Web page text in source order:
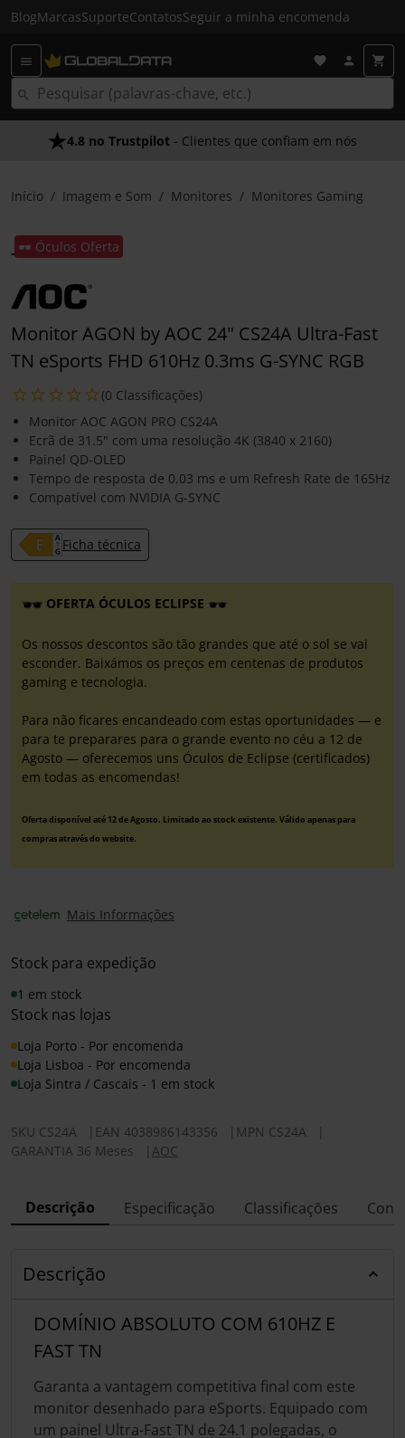
BlogMarcasSuporteContatosSeguir a minha encomenda
4.8 no Trustpilot - Clientes que confiam em nós
Início Imagem e Som Monitores Monitores Gaming
🕶️ Óculos Oferta
Monitor AGON by AOC 24" CS24A Ultra-Fast
TN eSports FHD 610Hz 0.3ms G-SYNC RGB
(0 Classificações)
Monitor AOC AGON PRO CS24A
Ecrã de 31.5" com uma resolução 4K (3840 x 2160)
Painel QD-OLED
Tempo de resposta de 0,03 ms e um Refresh Rate de 165Hz
Compatível com NVIDIA G-SYNC
Ficha técnica
OFERTA ÓCULOS ECLIPSE
Os nossos descontos são tão grandes que até o sol se vai
esconder. Baixámos os preços em centenas de produtos
gaming e tecnologia.
Para não ficares encandeado com estas oportunidades — e
para te preparares para o grande evento no céu a 12 de
Agosto — oferecemos uns Óculos de Eclipse (certificados)
em todas as encomendas!
Oferta disponível até 12 de Agosto. Limitado ao stock existente. Válido apenas para
compras através do website.
Mais Informações
Stock para expedição
1 em stock
Stock nas lojas
Loja Porto - Por encomenda
Loja Lisboa - Por encomenda
Loja Sintra / Cascais - 1 em stock
SKU CS24A EAN 4038986143356 MPN CS24A
GARANTIA 36 Meses
AOC
Descrição Especificação Classificações
Descrição
DOMÍNIO ABSOLUTO COM 610HZ E
FAST TN
Garanta a vantagem competitiva final com este
monitor desenhado para eSports. Equipado com
um painel Ultra-Fast TN de 24.1 polegadas, o